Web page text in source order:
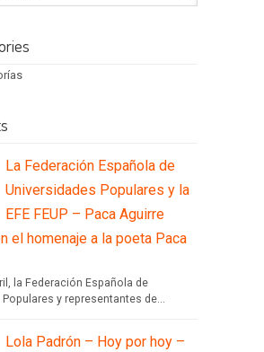
La Federación Española de
Universidades Populares y la
EFE FEUP – Paca Aguirre
el homenaje a la poeta Paca
la Federación Española de
y representantes de...
Lola Padrón – Hoy por hoy –